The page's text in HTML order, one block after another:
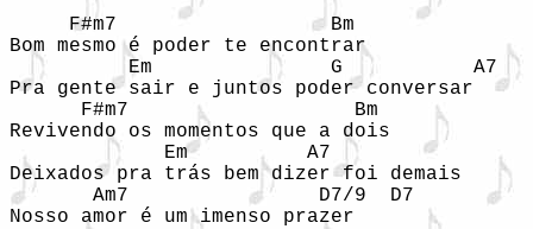
     F#m7                  Bm
Bom mesmo é poder te encontrar
          Em               G           A7
Pra gente sair e juntos poder conversar
      F#m7                   Bm
Revivendo os momentos que a dois
             Em          A7
Deixados pra trás bem dizer foi demais
       Am7                D7/9  D7
Nosso amor é um imenso prazer